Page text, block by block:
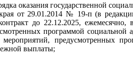
оказания государственной
края от 29.01.2014 № 19-п (в
до 22.12.2025,
программой социальной
предусмотренных
выплаты;